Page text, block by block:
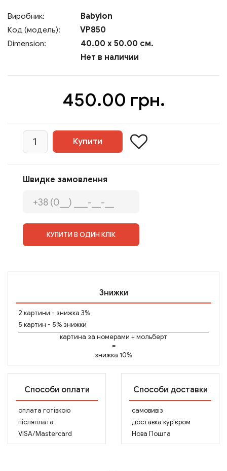
Виробник: Babylon
Код (модель): VP850
Dimension:
40.00 x 50.00 см.
Нет в наличии
450.00 грн.
Швидке замовлення
КУПИТИ В ОДИН КЛІК
Знижки
2 картини - знижка 3%
5 картин - 5% знижки
картина за номерами +мольберт
=
знижка 10%
Способи оплати
оплата готівкою
післяплата
VISA/Mastercard
Способи доставки
самовивіз
доставка кур'єром
Нова Пошта